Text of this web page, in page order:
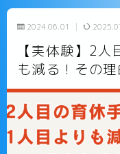
2024.06.01
【実体験】2
も減る！その